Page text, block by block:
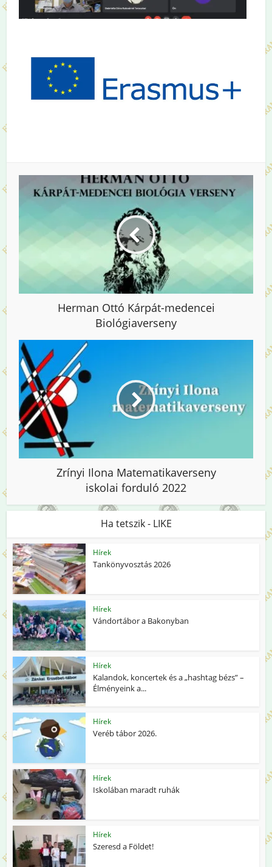
Herman Ottó Kárpát-medencei
Biológiaverseny
Zrínyi Ilona Matematikaverseny
iskolai forduló 2022
Ha tetszik - LIKE
Hírek
Tankönyvosztás 2026
Hírek
Vándortábor a Bakonyban
Hírek
Kalandok, koncertek és a „hashtag bézs” –
Élményeink a...
Hírek
Veréb tábor 2026.
Hírek
Iskolában maradt ruhák
Hírek
Szeresd a Földet!